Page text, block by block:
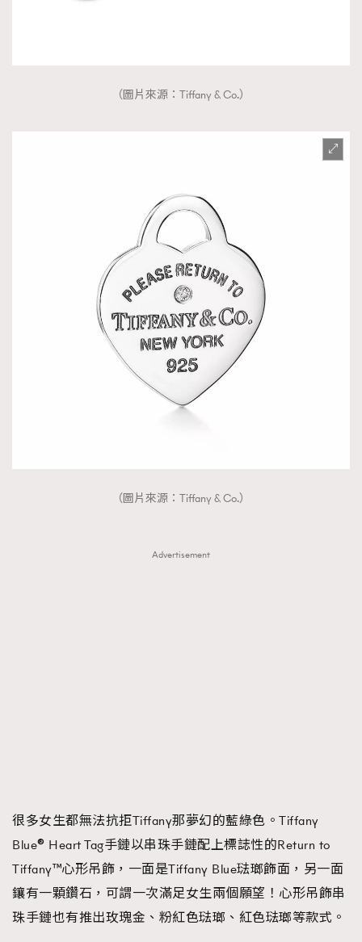
（圖片來源：Tiffany & Co.）
（圖片來源：Tiffany & Co.）
Advertisement
很多女生都無法抗拒Tiffany那夢幻的藍綠色。Tiffany
Blue® Heart Tag手鏈以串珠手鏈配上標誌性的Return to
Tiffany™心形吊飾，一面是Tiffany Blue琺瑯飾面，另一面
鑲有一顆鑽石，可謂一次滿足女生兩個願望！心形吊飾串
珠手鏈也有推出玫瑰金、粉紅色琺瑯、紅色琺瑯等款式。